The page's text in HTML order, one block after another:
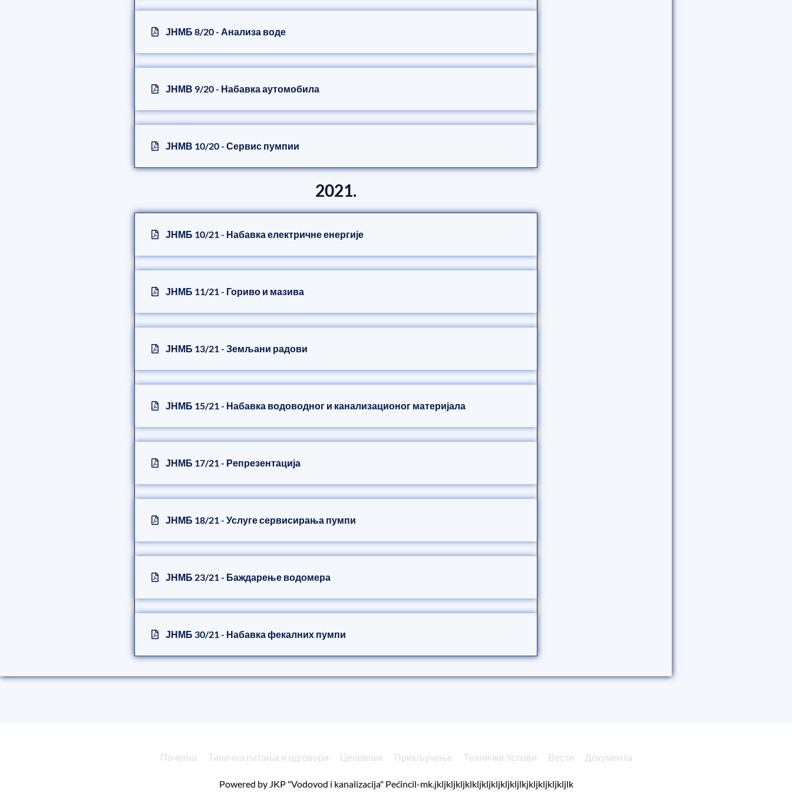
ЈНМБ 8/20 - Анализа воде
ЈНМВ 9/20 - Набавка аутомобила
ЈНМВ 10/20 - Сервис пумпии
2021.
ЈНМБ 10/21 - Набавка електричне енергије
ЈНМБ 11/21 - Гориво и мазива
ЈНМБ 13/21 - Земљани радови
ЈНМБ 15/21 - Набавка водоводног и канализационог материјала
ЈНМБ 17/21 - Репрезентација
ЈНМБ 18/21 - Услуге сервисирања пумпи
ЈНМБ 23/21 - Баждарење водомера
ЈНМБ 30/21 - Набавка фекалних пумпи
Почетна Типична питања и одговори Ценовник Прикључење Технички Услови Вести Документа
Powered by JKP "Vodovod i kanalizacija" Pećincil-mk.jkljkljkljklkljkljkljkljkljlkjkljkljkljkljlk